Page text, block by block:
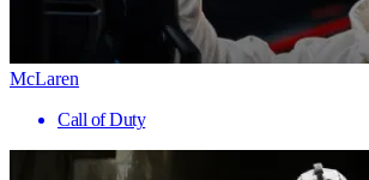
McLaren
Call of Duty